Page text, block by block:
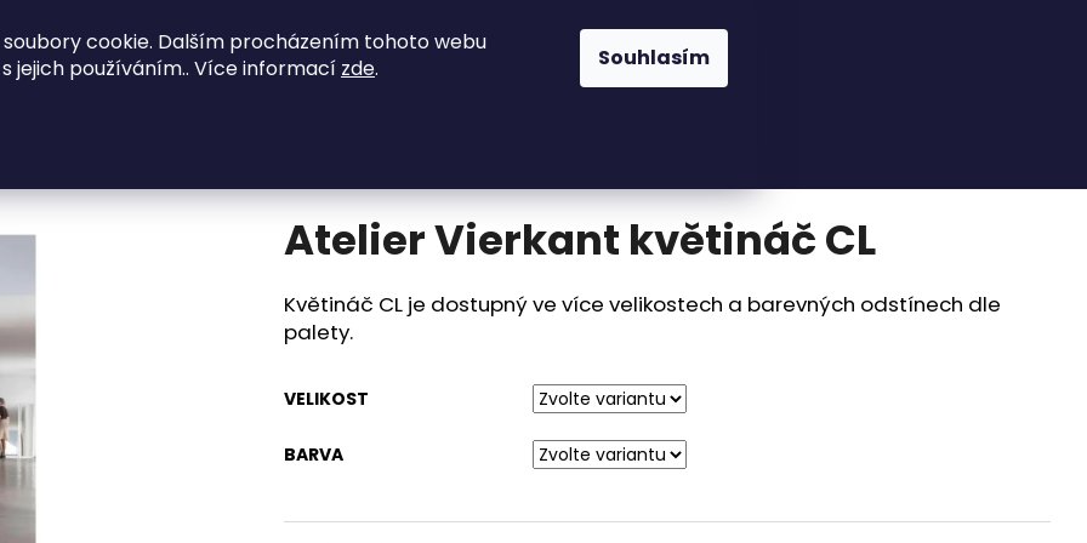
cookie. Dalším procházením tohoto webu
jejich používáním.. Více informací zde. Souhlasím
K ODBĚRU Obývací pokoje Ložnice Osvětlení
hodnocení
produktu
je
z
5
hvězdiček.
Atelier Vierkant květináč CL
Květináč CL je dostupný ve více velikostech a barevných odstínech dle
palety.
VELIKOST
BARVA
HLEDAT